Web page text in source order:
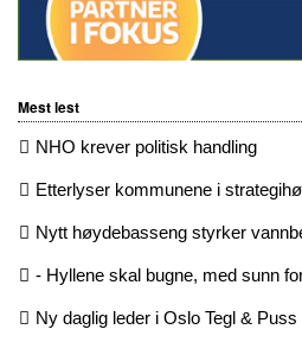
Mest lest
NHO krever politisk handling
Etterlyser kommunene i
Nytt høydebasseng styrker
- Hyllene skal bugne, med sunn
Ny daglig leder i Oslo Tegl & Puss